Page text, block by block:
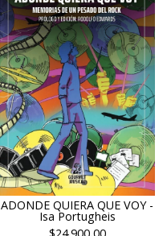
ADONDE QUIERA QUE VOY -
Isa Portugheis